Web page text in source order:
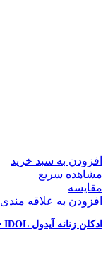
افزودن به سبد خرید
مشاهده سریع
مقایسه
افزودن به علاقه مندی
ادکلن زنانه آیدول French Attitude IDOL (رایحه لانکوم لاویه است بله)